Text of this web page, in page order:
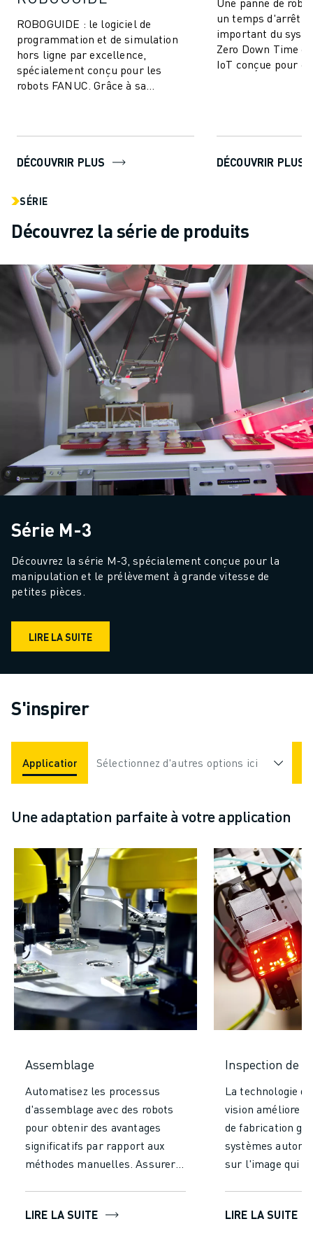
ROBOGUIDE : le logiciel de
programmation et de simulation
hors ligne par excellence,
spécialement conçu pour les
robots FANUC. Grâce à sa
DÉCOUVRIR PLUS
un temps d'arrêt
important du
Zero Down Time
IoT conçue pour
DÉCOUVRIR PLUS
SÉRIE
Découvrez la série de produits
Série M-3
Découvrez la série M-3, spécialement conçue pour la
manipulation et le prélèvement à grande vitesse de
petites pièces.
LIRE LA SUITE
S'inspirer
Applications Industries
Sélectionnez d'autres options ici
Une adaptation parfaite à votre application
Assemblage
Automatisez les processus
d'assemblage avec des robots
pour obtenir des avantages
significatifs par rapport aux
méthodes manuelles. Assurer
erreurs et en garantissant une
LIRE LA SUITE
Inspection de
La technologie
vision améliore
de fabrication
systèmes
sur l'image qui
avancées
LIRE LA SUITE